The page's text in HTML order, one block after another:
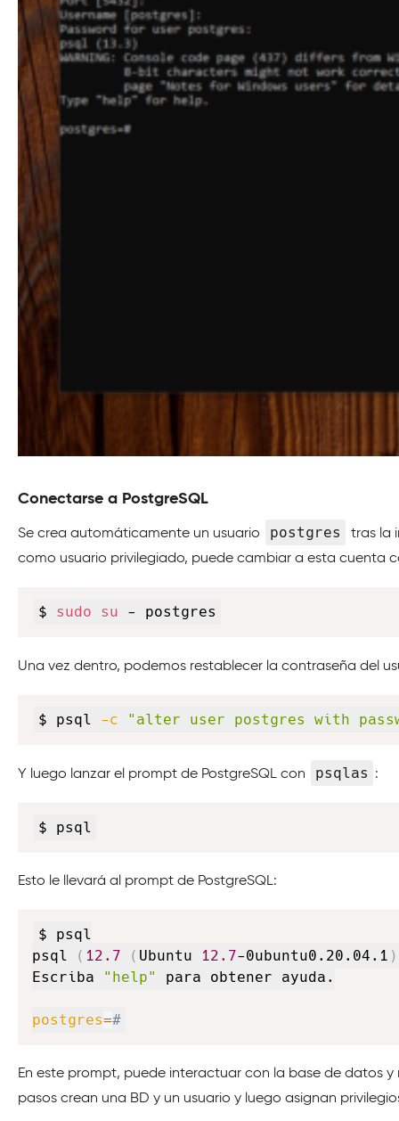
Conectarse a PostgreSQL
Se crea automáticamente un usuario postgres
tras la
como usuario privilegiado, puede cambiar a esta cuenta
$ sudo su - postgres
Una vez dentro, podemos restablecer la contraseña del
$ psql -c "alter user postgres with
Y luego lanzar el prompt de PostgreSQL con psqlas :
$ psql
Esto le llevará al prompt de PostgreSQL:
$ psql
psql
( 12.7 ( Ubuntu 12.7-0ubuntu0.20.04.1
Escriba
"help" para obtener ayuda.
postgres=#
En este prompt, puede interactuar con la base de datos
pasos crean una BD y un usuario y luego asignan